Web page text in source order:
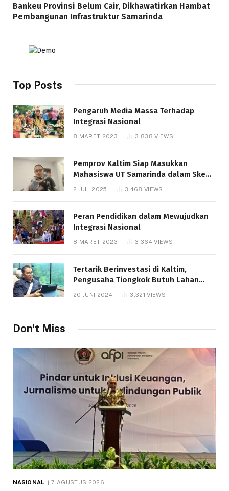
Bankeu Provinsi Belum Cair, Dikhawatirkan Hambat
Pembangunan Infrastruktur Samarinda
Top Posts
Pengaruh Media Massa Terhadap
Integrasi Nasional
8 MARET 2023 3,838VIEWS
Pemprov Kaltim Siap Masukkan
Mahasiswa UT Samarinda dalam Skema
Bantuan Pendidikan Gratispol
2 JULI 2025 3,468 VIEWS
Peran Pendidikan dalam Mewujudkan
Integrasi Nasional
8 MARET 2023 3,364VIEWS
Tertarik Berinvestasi di Kaltim,
Pengusaha Tiongkok Butuh Lahan
1.000 Hektare
20 JUNI 2024 3,321VIEWS
Don't Miss
NASIONAL 7 AGUSTUS 2026